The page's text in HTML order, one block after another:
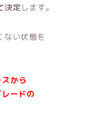
決定します。
い状態を
から
ードの